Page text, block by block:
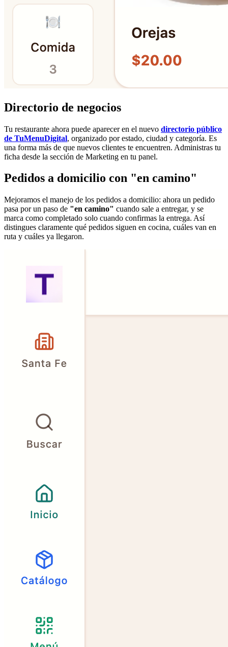
Directorio de negocios
Tu restaurante ahora puede aparecer en el nuevo directorio público
de TuMenuDigital, organizado por estado, ciudad y categoría. Es
una forma más de que nuevos clientes te encuentren. Administras tu
ficha desde la sección de Marketing en tu panel.
Pedidos a domicilio con "en camino"
Mejoramos el manejo de los pedidos a domicilio: ahora un pedido
pasa por un paso de "en camino" cuando sale a entregar, y se
marca como completado solo cuando confirmas la entrega. Así
distingues claramente qué pedidos siguen en cocina, cuáles van en
ruta y cuáles ya llegaron.